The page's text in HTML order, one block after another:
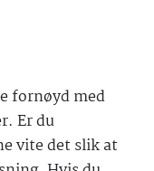
fornøyd med
Er du
vite det slik at